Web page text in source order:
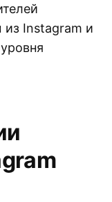
из Instagram и